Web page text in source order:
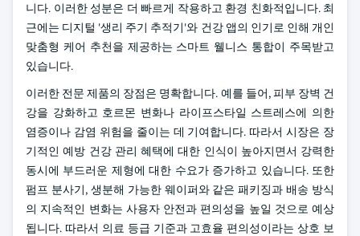
니다. 이러한 성분은 더 빠르게 작용하고 환경 친화적입니다. 최
근에는 디지털 '생리 주기 추적기'와 건강 앱의 인기로 인해 개인
맞춤형 케어 추천을 제공하는 스마트 웰니스 통합이 주목받고
있습니다.
이러한 전문 제품의 장점은 명확합니다. 예를 들어, 피부 장벽 건
강을 강화하고 호르몬 변화나 라이프스타일 스트레스에 의한
염증이나 감염 위험을 줄이는 데 기여합니다. 따라서 시장은 장
기적인 예방 건강 관리 혜택에 대한 인식이 높아지면서 강력한
동시에 부드러운 제형에 대한 수요가 증가하고 있습니다. 또한
펌프 분사기, 생분해 가능한 웨이퍼와 같은 패키징과 배송 방식
의 지속적인 변화는 사용자 안전과 편의성을 높일 것으로 예상
됩니다. 따라서 의료 등급 기준과 고효율 편의성이라는 상호 보